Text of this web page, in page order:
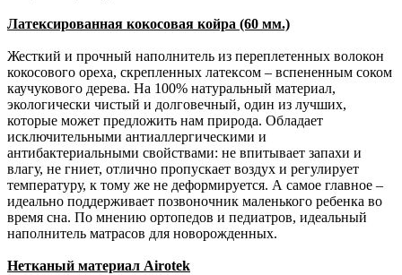
Латексированная кокосовая койра (60 мм.)
Жесткий и прочный наполнитель из переплетенных волокон
кокосового ореха, скрепленных латексом – вспененным соком
каучукового дерева. На 100% натуральный материал,
экологически чистый и долговечный, один из лучших,
которые может предложить нам природа. Обладает
исключительными антиаллергическими и
антибактериальными свойствами: не впитывает запахи и
влагу, не гниет, отлично пропускает воздух и регулирует
температуру, к тому же не деформируется. А самое главное –
идеально поддерживает позвоночник маленького ребенка во
время сна. По мнению ортопедов и педиатров, идеальный
наполнитель матрасов для новорожденных.
Нетканый материал Airotek